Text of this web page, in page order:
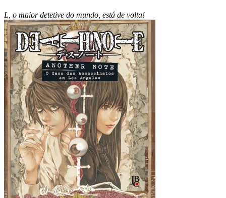
L, o maior detetive do mundo, está de volta!